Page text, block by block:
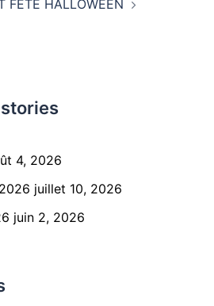
FETE HALLOWEEN
4, 2026
juillet 10, 2026
juin 2, 2026